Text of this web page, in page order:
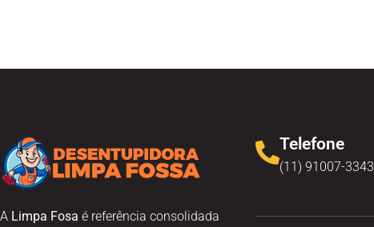
A Limpa Fosa é referência consolidada
Telefone
(11) 91007-3343